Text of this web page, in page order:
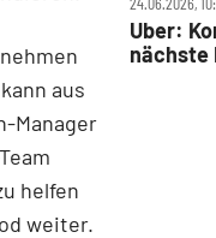
aus
Manager
helfen
weiter.
Uber:
nächste